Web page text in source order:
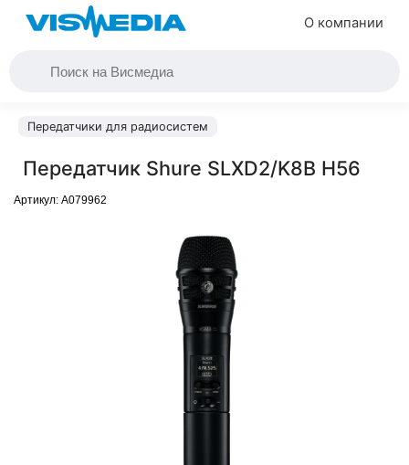
О компании
Передатчики для радиосистем
Передатчик Shure SLXD2/K8B H56
Артикул: A079962